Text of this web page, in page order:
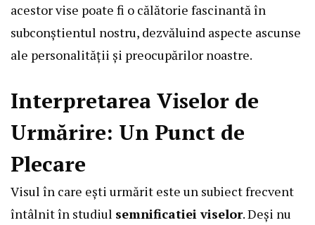
acestor vise poate fi o călătorie fascinantă în
subconștientul nostru, dezvăluind aspecte ascunse
ale personalității și preocupărilor noastre.
Interpretarea Viselor de
Urmărire: Un Punct de
Plecare
Visul în care ești urmărit este un subiect frecvent
întâlnit în studiul semnificatiei viselor. Deși nu